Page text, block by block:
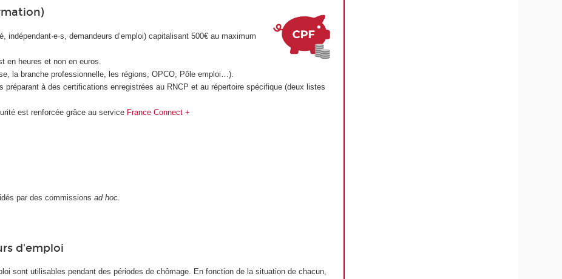
indépendant·e·s, demandeurs d’emploi) capitalisant 500€ au maximum
en heures et non en euros.
la branche professionnelle, les régions, OPCO, Pôle emploi…).
préparant à des certifications enregistrées au RNCP et au répertoire spécifique (deux listes
est renforcée grâce au service France Connect +
par des commissions ad hoc.
d'emploi
sont utilisables pendant des périodes de chômage. En fonction de la situation de chacun,